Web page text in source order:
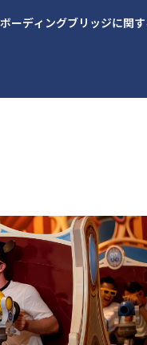
ーディングブリッジに関す